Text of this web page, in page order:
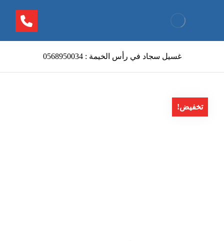
غسيل سجاد في رأس الخيمة : 0568950034
تخفيض!